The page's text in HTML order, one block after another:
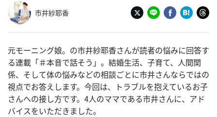
市井紗耶香
元モーニング娘。の市井紗耶香さんが読者の悩みに回答す
る連載「＃本音で話そう」。結婚生活、子育て、人間関
係、そして体の悩みなどの相談ごとに市井さんならではの
視点でお答えします。今回は、トラブルを抱えているお子
さんへの接し方です。4人のママである市井さんに、アド
バイスをいただきました。